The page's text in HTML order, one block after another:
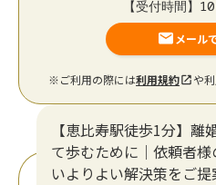
【受付時間】
メール
※ご利用の際には利用規約 や
【恵比寿駅徒歩1分】離
て歩むために｜依頼者
いよりよい解決策をご